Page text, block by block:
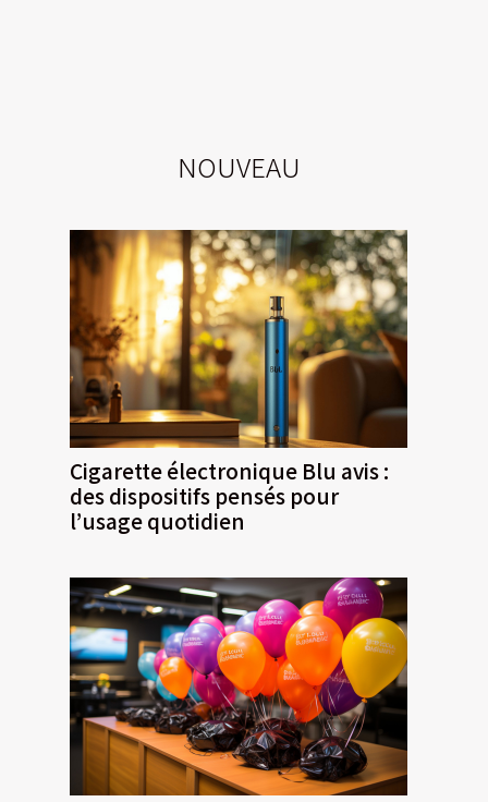
NOUVEAU
Cigarette électronique Blu avis :
des dispositifs pensés pour
l’usage quotidien